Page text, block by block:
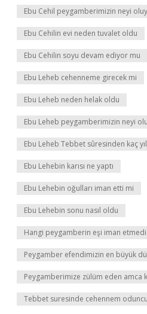
Ebu Cehil peygamberimizin neyi
Ebu Cehilin evi neden tuvalet oldu
Ebu Cehilin soyu devam ediyor mu
Ebu Leheb cehenneme girecek mi
Ebu Leheb neden helak oldu
Ebu Leheb peygamberimizin neyi
Ebu Leheb Tebbet sûresinden kaç
Ebu Lehebin karısı ne yaptı
Ebu Lehebin oğulları iman etti mi
Ebu Lehebin sonu nasıl oldu
Hangi peygamberin eşi iman etmedi
Peygamber efendimizin en büyük
Peygamberimize zülüm eden amca
Tebbet suresinde cehennem